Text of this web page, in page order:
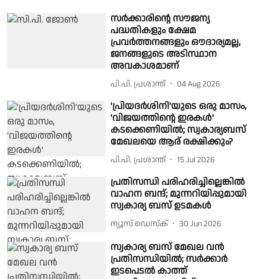
സർക്കാരിന്റെ സൗജന്യ
പദ്ധതികളും ക്ഷേമ
പ്രവർത്തനങ്ങളും ഔദാര്യമല്ല,
ജനങ്ങളുടെ അടിസ്ഥാന
അവകാശമാണ്
പി.പി. പ്രശാന്ത് 04 Aug 2026
'പ്രിയദര്‍ശിനി'യുടെ ഒരു മാസം,
'വിജയത്തിന്റെ ഇരകള്‍'
കടക്കെണിയില്‍; സ്വകാര്യബസ്
മേഖലയെ ആര് രക്ഷിക്കും?
പി.പി. പ്രശാന്ത് 15 Jul 2026
പ്രതിസന്ധി പരിഹരിച്ചില്ലെങ്കില്‍
വാഹന ബന്ദ്; മുന്നറിയിപ്പുമായി
സ്വകാര്യ ബസ് ഉടമകൾ
ന്യൂസ് ഡെസ്ക് 30 Jun 2026
സ്വകാര്യ ബസ് മേഖല വൻ
പ്രതിസന്ധിയിൽ; സർക്കാർ
ഇടപെടൽ കാത്ത്